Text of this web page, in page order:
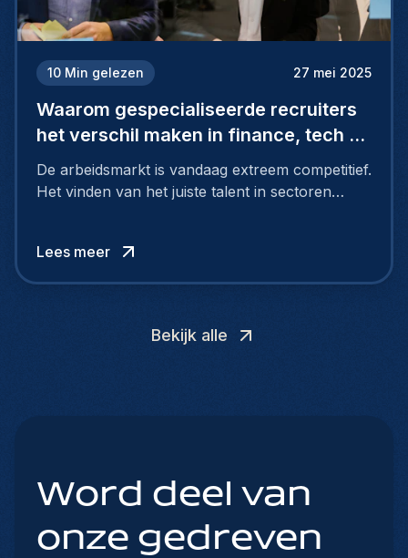
10 Min gelezen 27 mei 2025
Waarom gespecialiseerde recruiters
het verschil maken in finance, tech en
engineering
De arbeidsmarkt is vandaag extreem competitief.
Het vinden van het juiste talent in sectoren
Lees meer
Bekijk alle
Word deel van
onze gedreven